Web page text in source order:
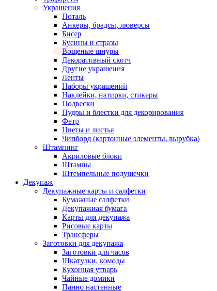
Украшения
Поталь
Анкеры, брадсы, люверсы
Бисер
Бусины и стразы
Вощеные шнуры
Декоративный скотч
Другие украшения
Ленты
Наборы украшений
Наклейки, натирки, стикеры
Подвески
Пудры и блестки для декорирования
Фетр
Цветы и листья
Чипборд (картонные элементы, вырубка)
Штампинг
Акриловые блоки
Штампы
Штемпельные подушечки
Декупаж
Декупажные карты и салфетки
Бумажные салфетки
Декупажная бумага
Карты для декупажа
Рисовые карты
Трансферы
Заготовки для декупажа
Заготовки для часов
Шкатулки, комоды
Кухонная утварь
Чайные домики
Панно настенные